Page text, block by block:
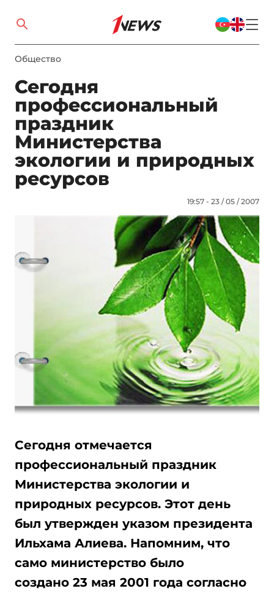
Общество
Сегодня
профессиональный
праздник
Министерства
экологии и природных
ресурсов
19:57 - 23 / 05 / 2007
Сегодня отмечается
профессиональный праздник
Министерства экологии и
природных ресурсов. Этот день
был утвержден указом президента
Ильхама Алиева. Напомним, что
само министерство было
создано 23 мая 2001 года согласно